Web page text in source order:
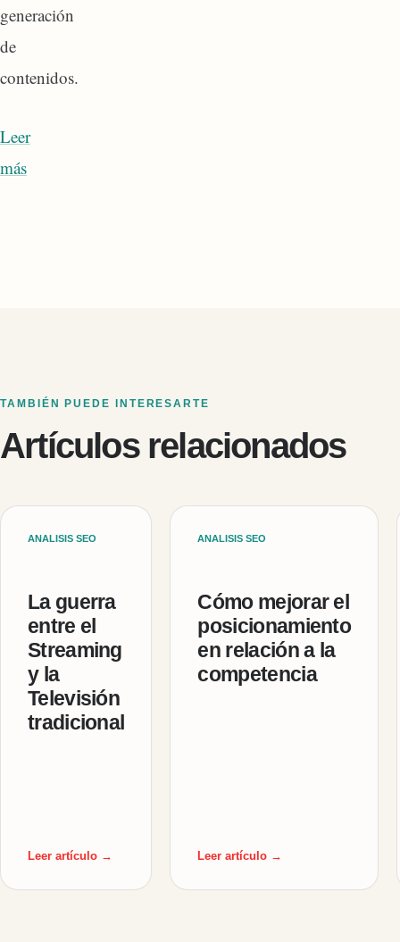
generación
de
contenidos.
Leer
más
TAMBIÉN PUEDE INTERESARTE
Artículos relacionados
ANALISIS SEO
La guerra
entre el
Streaming
y la
Televisión
tradicional
Leer artículo →
ANALISIS SEO
Cómo mejorar el
posicionamiento
en relación a la
competencia
Leer artículo →